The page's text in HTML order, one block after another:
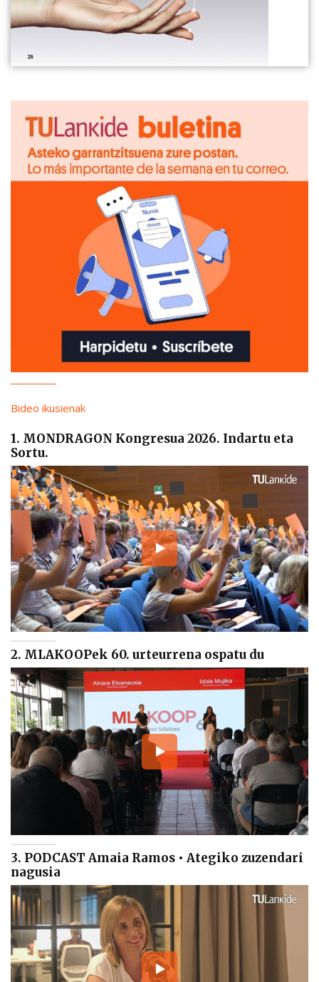
Bideo ikusienak
1. MONDRAGON Kongresua 2026. Indartu eta
Sortu.
2. MLAKOOPek 60. urteurrena ospatu du
3. PODCAST Amaia Ramos • Ategiko zuzendari
nagusia